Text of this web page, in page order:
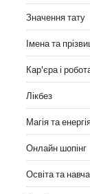
Значення тату
Імена та
Кар'єра і
Лікбез
Магія та
Онлайн шопінг
Освіта та